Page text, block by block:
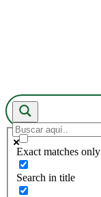
Exact matches only
Search in title